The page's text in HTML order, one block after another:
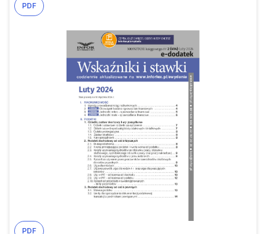
PDF
PDF